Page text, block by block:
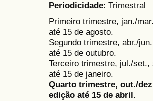
Periodicidade: Trimestral
Primeiro trimestre, jan./
até 15 de agosto.
Segundo trimestre, abr./
até 15 de outubro.
Terceiro trimestre, jul./set.,
até 15 de janeiro.
Quarto trimestre, out./
edição até 15 de abril.